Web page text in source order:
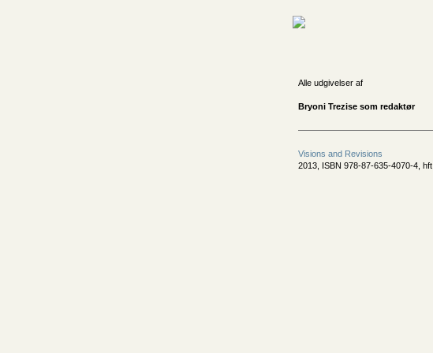
Alle udgivelser af
Bryoni Trezise som redaktør
Visions and Revisions
2013, ISBN 978-87-635-4070-4, hft